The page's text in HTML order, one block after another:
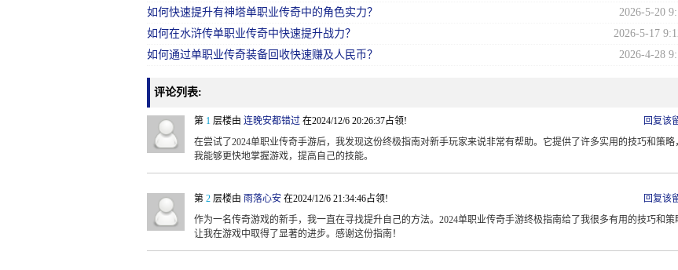
如何快速提升有神塔单职业传奇中的角色实力？
2026-5-20
如何在水浒传单职业传奇中快速提升战力？
2026-5-17
如何通过单职业传奇装备回收快速赚及人民币？
2026-4-28
评论列表:
回复该
第 1 层楼由 连晚安都错过 在2024/12/6 20:26:37占领!
在尝试了2024单职业传奇手游后，我发现这份终极指南对新手玩家来说非常有帮助。它提供了许多实用的技巧和策略
我能够更快地掌握游戏，提高自己的技能。
回复该
第 2 层楼由 雨落心安 在2024/12/6 21:34:46占领!
作为一名传奇游戏的新手，我一直在寻找提升自己的方法。2024单职业传奇手游终极指南给了我很多有用的技巧和策
让我在游戏中取得了显著的进步。感谢这份指南！